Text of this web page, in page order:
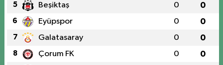
5 Beşiktaş 0 0
6 Eyüpspor 0 0
7 Galatasaray 0 0
8 Çorum FK 0 0